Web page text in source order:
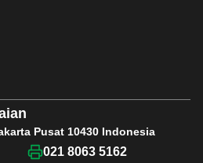
Pusat 10430 Indonesia
021 8063 5162